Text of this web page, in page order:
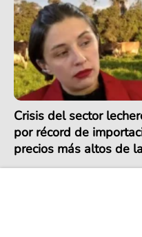
Crisis del sector
por récord de
precios más altos de